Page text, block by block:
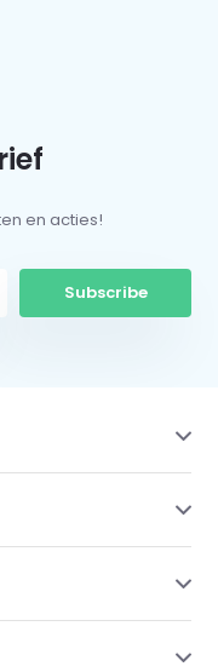
en acties!
Subscribe